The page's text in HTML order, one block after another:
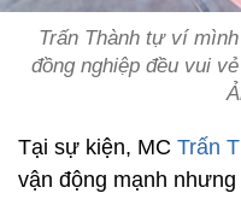
Trấn Thành tự ví
đồng nghiệp đều vui
Tại sự kiện, MC Trấn
vận động mạnh